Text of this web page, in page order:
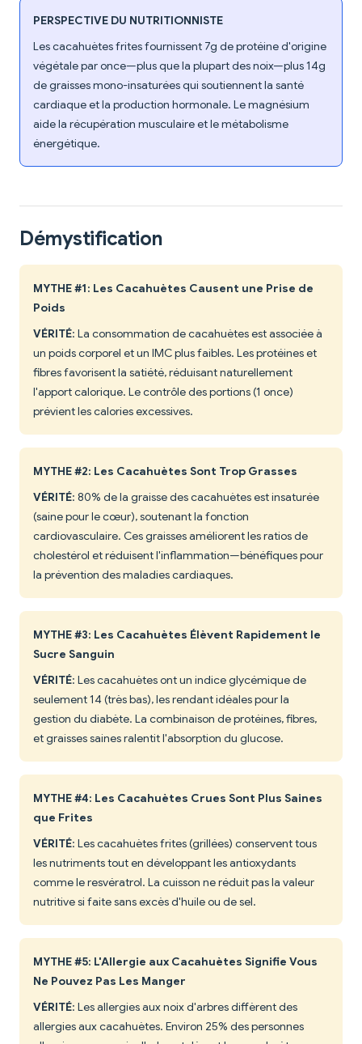
PERSPECTIVE DU NUTRITIONNISTE
Les cacahuètes frites fournissent 7g de protéine d'origine
végétale par once—plus que la plupart des noix—plus 14g
de graisses mono-insaturées qui soutiennent la santé
cardiaque et la production hormonale. Le magnésium
aide la récupération musculaire et le métabolisme
énergétique.
Démystification
MYTHE #1: Les Cacahuètes Causent une Prise de
Poids
VÉRITÉ: La consommation de cacahuètes est associée à
un poids corporel et un IMC plus faibles. Les protéines et
fibres favorisent la satiété, réduisant naturellement
l'apport calorique. Le contrôle des portions (1 once)
prévient les calories excessives.
MYTHE #2: Les Cacahuètes Sont Trop Grasses
VÉRITÉ: 80% de la graisse des cacahuètes est insaturée
(saine pour le cœur), soutenant la fonction
cardiovasculaire. Ces graisses améliorent les ratios de
cholestérol et réduisent l'inflammation—bénéfiques pour
la prévention des maladies cardiaques.
MYTHE #3: Les Cacahuètes Élèvent Rapidement le
Sucre Sanguin
VÉRITÉ: Les cacahuètes ont un indice glycémique de
seulement 14 (très bas), les rendant idéales pour la
gestion du diabète. La combinaison de protéines, fibres,
et graisses saines ralentit l'absorption du glucose.
MYTHE #4: Les Cacahuètes Crues Sont Plus Saines
que Frites
VÉRITÉ: Les cacahuètes frites (grillées) conservent tous
les nutriments tout en développant les antioxydants
comme le resvératrol. La cuisson ne réduit pas la valeur
nutritive si faite sans excès d'huile ou de sel.
MYTHE #5: L'Allergie aux Cacahuètes Signifie Vous
Ne Pouvez Pas Les Manger
VÉRITÉ: Les allergies aux noix d'arbres diffèrent des
allergies aux cacahuètes. Environ 25% des personnes